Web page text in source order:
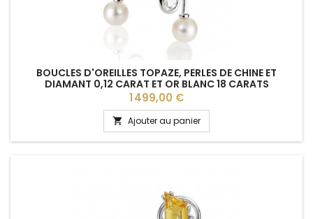
BOUCLES D'OREILLES TOPAZE, PERLES DE CHINE ET
DIAMANT 0,12 CARAT ET OR BLANC 18 CARATS
Prix
1 499,00 €
 Ajouter au panier